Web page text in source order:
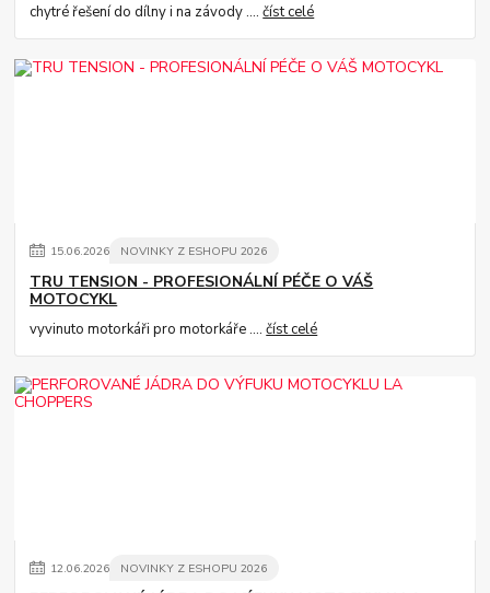
chytré řešení do dílny i na závody ....číst celé
15.06.2026 NOVINKY Z ESHOPU 2026
TRU TENSION - PROFESIONÁLNÍ PÉČE O VÁŠ
MOTOCYKL
vyvinuto motorkáři pro motorkáře ....číst celé
12.06.2026 NOVINKY Z ESHOPU 2026